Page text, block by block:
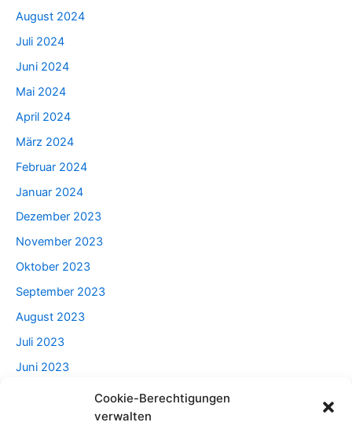
Cookie-Berechtigungen
verwalten
August 2024
Juli 2024
Juni 2024
Mai 2024
April 2024
März 2024
Februar 2024
Januar 2024
Dezember 2023
November 2023
Oktober 2023
September 2023
August 2023
Juli 2023
Juni 2023